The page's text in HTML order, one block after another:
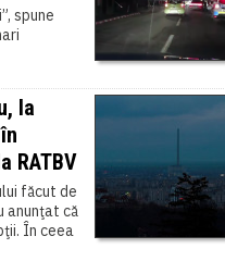
spune
la
RATBV
făcut de
anunţat că
În ceea